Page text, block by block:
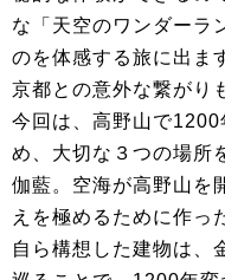
な「天空のワンダーラ
のを体感する旅に出ま
京都との意外な繋がり
今回は、高野山で
め、大切な３つの場所
伽藍。空海が高野山を
えを極めるために作っ
自ら構想した建物は、